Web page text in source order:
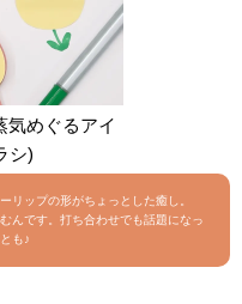
気めぐるアイ
シ)
リップの形がちょっとした癒し。
んです。打ち合わせでも話題になっ
も♪